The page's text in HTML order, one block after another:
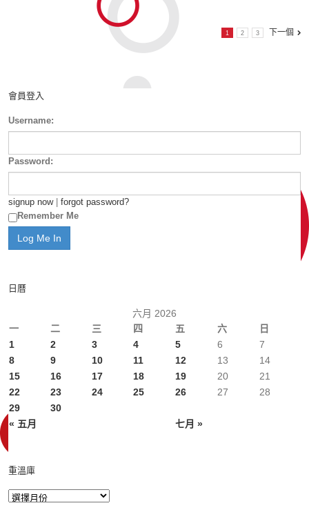
1 2 3 下一個
會員登入
Username:
Password:
signup now| forgot password?
Remember Me
日曆
六月 2026
一
二 三 四 五 六 日
« 五月 七月 »
1 2 3 4 5 6
7
8
9 10 11 12 13
14
15
16 17 18 19 20
21
22
23 24 25 26 27
28
29
30
重溫庫